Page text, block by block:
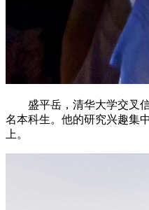
盛平岳，清华大学交叉信
名本科生。他的研究兴趣集
上。